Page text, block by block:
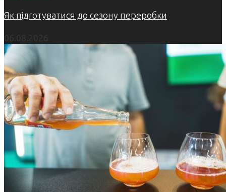
Як підготуватися до сезону переробки